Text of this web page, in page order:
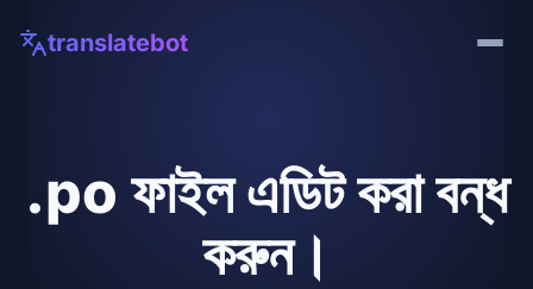
translatebot
.po ফাইল এডিট করা বন্ধ
করুন।